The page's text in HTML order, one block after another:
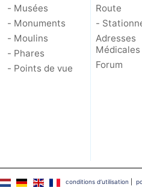
- Musées
- Monuments
- Moulins
- Phares
- Points de vue
Route
-
Adresses
Médicales
Forum
conditions d‘utilisation